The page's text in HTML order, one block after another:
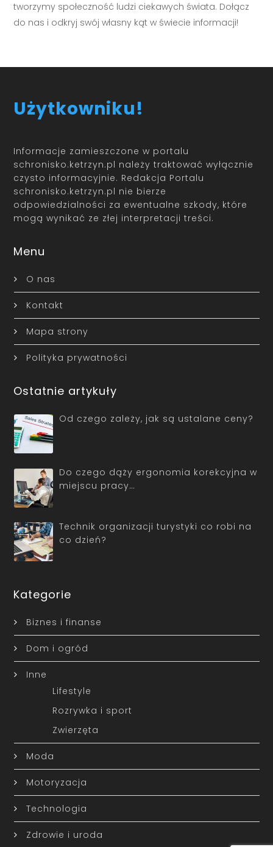
tworzymy społeczność ludzi ciekawych świata. Dołącz
do nas i odkryj swój własny kąt w świecie informacji!
Użytkowniku!
Informacje zamieszczone w portalu
schronisko.ketrzyn.pl należy traktować wyłącznie
czysto informacyjnie. Redakcja Portalu
schronisko.ketrzyn.pl nie bierze
odpowiedzialności za ewentualne szkody, które
mogą wynikać ze złej interpretacji treści.
Menu
O nas
Kontakt
Mapa strony
Polityka prywatności
Ostatnie artykuły
Od czego zależy, jak są ustalane ceny?
Do czego dąży ergonomia korekcyjna w
miejscu pracy…
Technik organizacji turystyki co robi na
co dzień?
Kategorie
Biznes i finanse
Dom i ogród
Inne
Lifestyle
Rozrywka i sport
Zwierzęta
Moda
Motoryzacja
Technologia
Zdrowie i uroda